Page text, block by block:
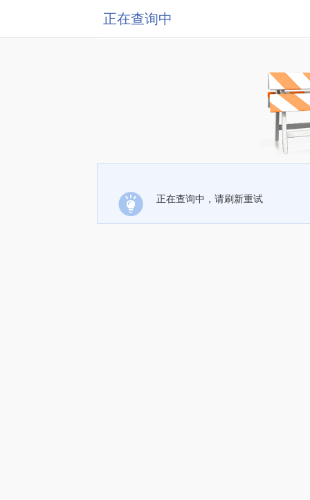
正在查询中
正在查询中，请刷新重试